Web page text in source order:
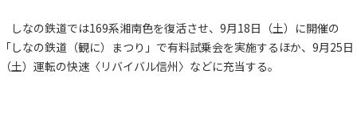
しなの鉄道では169系湘南色を復活させ、9月18日（土）に開催の
「しなの鉄道（観に）まつり」で有料試乗会を実施するほか、9月25日
（土）運転の快速〈リバイバル信州〉などに充当する。